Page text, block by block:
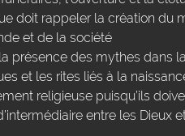
doit rappeler la création du
et de la société
présence des mythes dans
et les rites liés à la
religieuse puisqu’ils
entre les Dieux